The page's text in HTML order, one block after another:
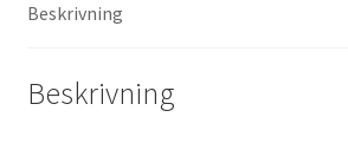
Beskrivning
Beskrivning